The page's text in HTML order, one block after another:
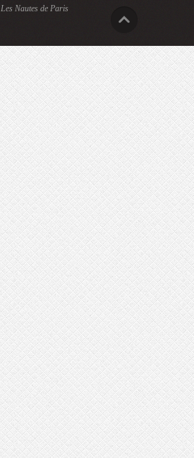
Les Nautes de Paris